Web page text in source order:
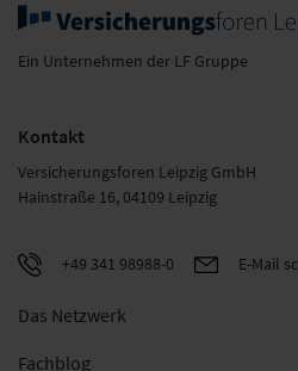
Ein Unternehmen der LF Gruppe
Kontakt
Versicherungsforen Leipzig GmbH
Hainstraße 16, 04109 Leipzig
+49 341 98988-0 E-Mail
Das Netzwerk
Fachblog